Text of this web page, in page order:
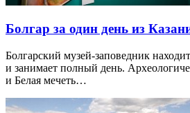
Болгар за один день из
Болгарский музей-заповедник
и занимает полный день.
и Белая мечеть…